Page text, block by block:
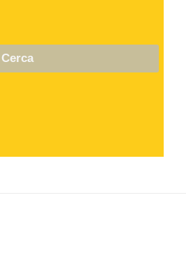
Cerca